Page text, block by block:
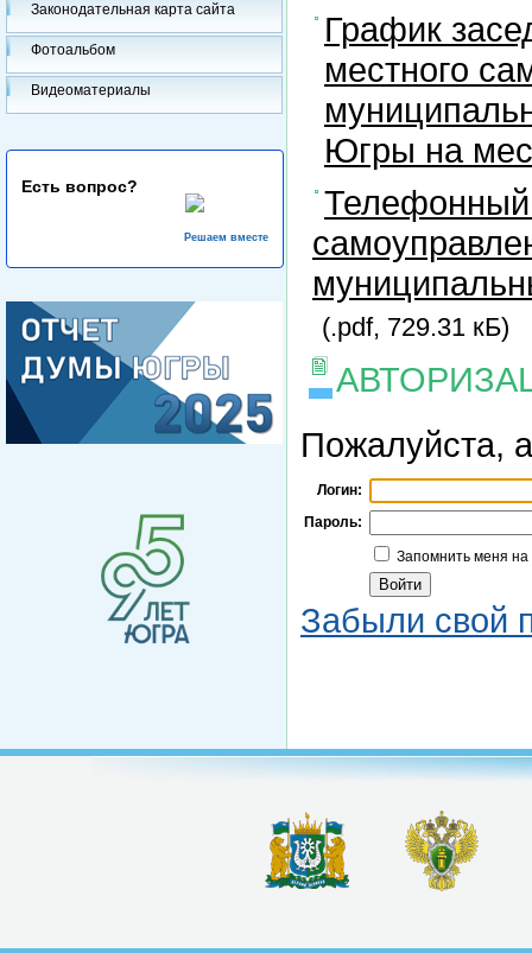
Законодательная карта сайта
Фотоальбом
Видеоматериалы
Есть вопрос?
Решаем вместе
График
местного
Югры на
Телефонный
(.pdf, 729.31 кБ)
Пожалуйста,
Логин:
Пароль:
Запомнить меня
Забыли свой